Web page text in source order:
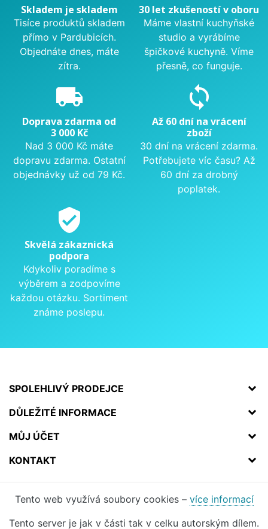
Skladem je skladem
Tisíce produktů skladem
přímo v Pardubicích.
Objednáte dnes, máte
zítra.
30 let zkušeností v oboru
Máme vlastní kuchyňské
studio a vyrábíme
špičkové kuchyně. Víme
přesně, co funguje.
local_shipping
Doprava zdarma od
3 000 Kč
Nad 3 000 Kč máte
dopravu zdarma. Ostatní
objednávky už od 79 Kč.
sync
Až 60 dní na vrácení
zboží
30 dní na vrácení zdarma.
Potřebujete víc času? Až
60 dní za drobný
poplatek.
verified_user
Skvělá zákaznická
podpora
Kdykoliv poradíme s
výběrem a zodpovíme
každou otázku. Sortiment
známe poslepu.
SPOLEHLIVÝ PRODEJCE
DŮLEŽITÉ INFORMACE
MŮJ ÚČET
KONTAKT
Tento web využívá soubory cookies – více informací
Tento server je jak v části tak v celku autorským dílem.